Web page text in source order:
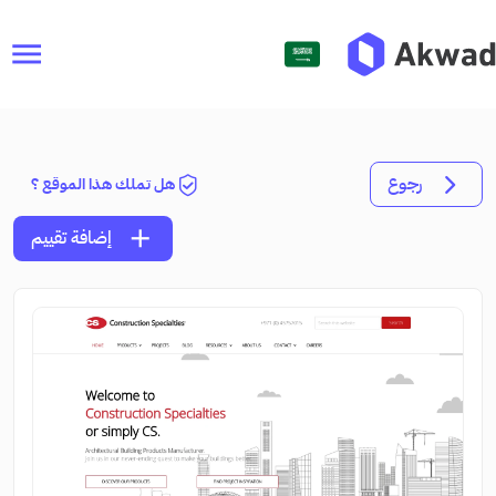
menu
رجوع هل تملك هذا الموقع ؟
add إضافة تقييم